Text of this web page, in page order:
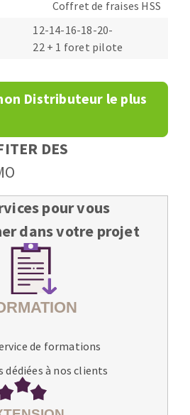
Coffret de fraises HSS
12-14-16-18-20-
22 + 1 foret pilote
Distributeur le plus
DES
pour vous
dans votre projet
de formations
dédiées à nos clients